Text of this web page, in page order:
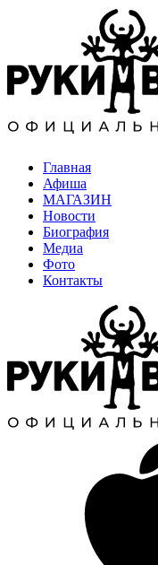
Главная
Афиша
МАГАЗИН
Новости
Биография
Медиа
Фото
Контакты